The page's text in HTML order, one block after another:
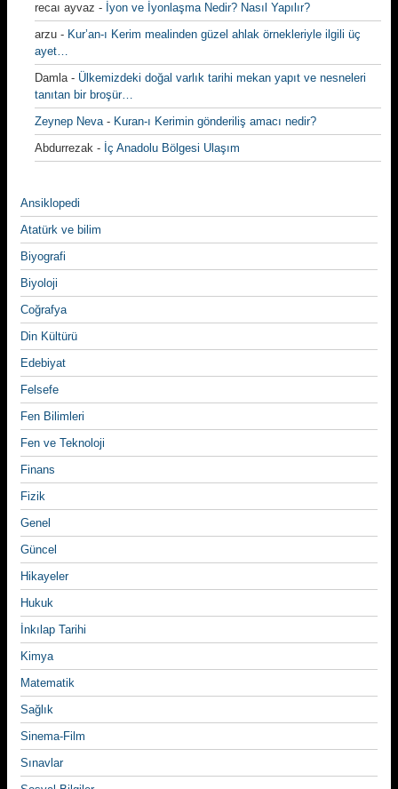
recaı ayvaz - İyon ve İyonlaşma Nedir? Nasıl Yapılır?
arzu - Kur’an-ı Kerim mealinden güzel ahlak örnekleriyle ilgili üç
ayet…
Damla- Ülkemizdeki doğal varlık tarihi mekan yapıt ve nesneleri
tanıtan bir broşür…
Zeynep Neva- Kuran-ı Kerimin gönderiliş amacı nedir?
Abdurrezak - İç Anadolu Bölgesi Ulaşım
Ansiklopedi
Atatürk ve bilim
Biyografi
Biyoloji
Coğrafya
Din Kültürü
Edebiyat
Felsefe
Fen Bilimleri
Fen ve Teknoloji
Finans
Fizik
Genel
Güncel
Hikayeler
Hukuk
İnkılap Tarihi
Kimya
Matematik
Sağlık
Sinema-Film
Sınavlar